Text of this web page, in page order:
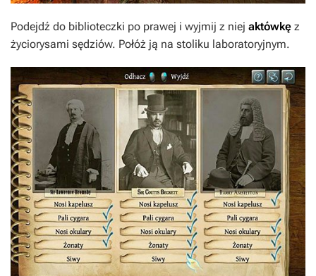
Podejdź do biblioteczki po prawej i wyjmij z niej aktówkę z
życiorysami sędziów. Połóż ją na stoliku laboratoryjnym.